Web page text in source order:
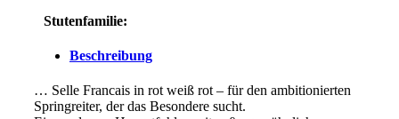
Stutenfamilie:
Beschreibung
… Selle Francais in rot weiß rot – für den ambitionierten
Springreiter, der das Besondere sucht.